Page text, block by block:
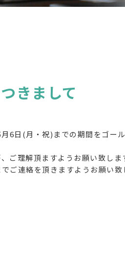
きまして
日(月・祝)までの期間をゴー
ご理解頂ますようお願い致しま
ご連絡を頂きますようお願い致